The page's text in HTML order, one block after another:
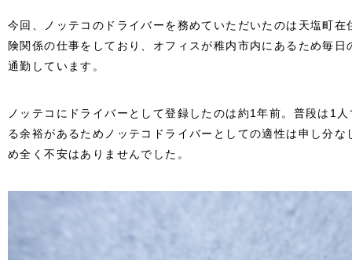
今回、ノッテコのドライバーを務めていただいたのは天塩町
険関係の仕事をしており、オフィスが稚内市内にあるため毎
通勤しています。
ノッテコにドライバーとして登録したのは約1年前。普段は1
る余裕があるためノッテコドライバーとしての適性は申し分
め全く不安はありませんでした。